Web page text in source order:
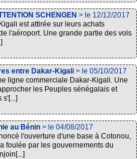
SCHENGEN > le 12/12/2017
est attirée sur leurs achats
l'aéroport. Une grande partie des vols
entre Dakar-Kigali > le 05/10/2017
ligne commerciale Dakar-Kigali. Une
les Peuples sénégalais et
s'[...]
au Bénin > le 04/08/2017
l'ouverture d'une base à Cotonou,
foulée par les gouvernements du